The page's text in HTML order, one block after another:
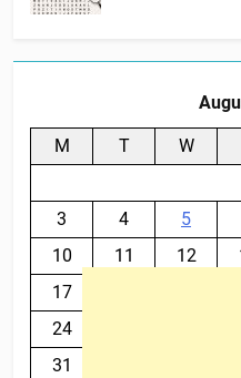
M T W
3
4 5
10
11 12
17
24
31